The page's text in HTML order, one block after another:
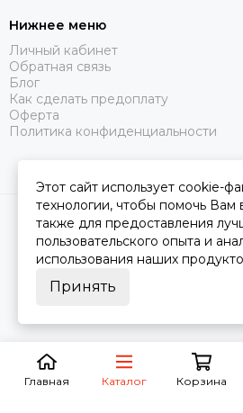
Нижнее меню
Личный кабинет
Обратная связь
Блог
Как сделать предоплату
Оферта
Политика конфиденциальности
2026 © Царство Сна.
Главная Каталог Корзина
Этот сайт использует cookie-
технологии, чтобы помочь Вам
также для предоставления
пользовательского опыта и
использования наших
Принять